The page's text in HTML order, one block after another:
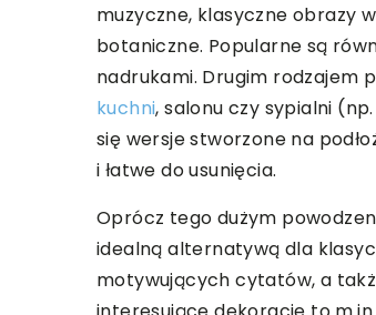
muzyczne, klasyczne obrazy
botaniczne. Popularne są
nadrukami. Drugim rodzajem
kuchni, salonu czy sypialni
się wersje stworzone na
i łatwe do usunięcia.
Oprócz tego dużym
idealną alternatywą dla
motywujących cytatów, a